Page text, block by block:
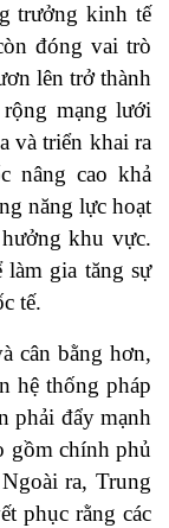
trưởng kinh tế
đóng vai trò
lên trở thành
mạng lưới
và triển khai ra
nâng cao khả
năng lực hoạt
khu vực.
gia tăng sự
tế.
cân bằng hơn,
hệ thống pháp
phải đẩy mạnh
gồm chính phủ
ra, Trung
phục rằng các